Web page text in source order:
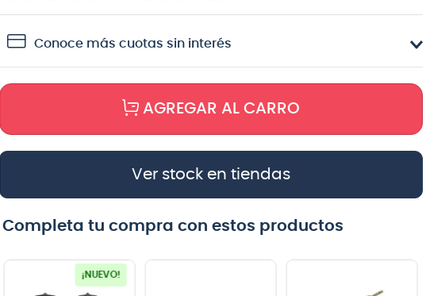
Conoce más cuotas sin interés
AGREGAR AL CARRO
Ver stock en tiendas
Completa tu compra con estos productos
¡NUEVO!